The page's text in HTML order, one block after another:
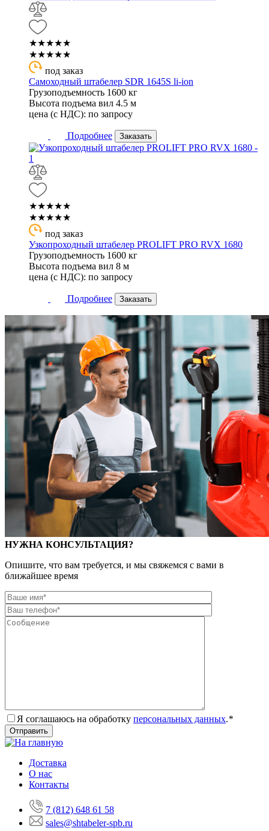
★★★★★
★★★★★
под заказ
Самоходный штабелер SDR 1645S li-ion
Грузоподъемность 1600 кг
Высота подъема вил 4.5 м
цена (с НДС): по запросу
Подробнее Заказать
★★★★★
★★★★★
под заказ
Узкопроходный штабелер PROLIFT PRO RVX 1680
Грузоподъемность 1600 кг
Высота подъема вил 8 м
цена (с НДС): по запросу
Подробнее Заказать
НУЖНА КОНСУЛЬТАЦИЯ?
Опишите, что вам требуется, и мы свяжемся с вами в
ближайшее время
Я соглашаюсь на обработку персональных данных.*
Доставка
О нас
Контакты
7 (812) 648 61 58
sales@shtabeler-spb.ru